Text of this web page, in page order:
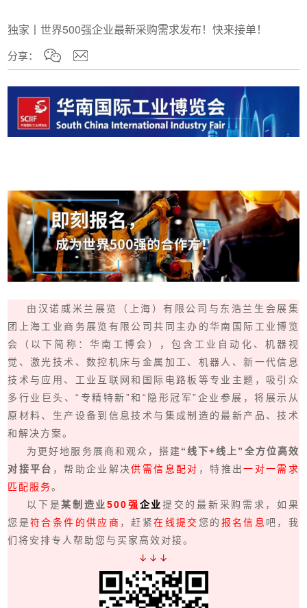
独家丨世界500强企业最新采购需求发布！快来接单！
分享：
由汉诺威米兰展览（上海）有限公司与东浩兰生会展集
团上海工业商务展览有限公司共同主办的华南国际工业博览
会（以下简称：华南工博会），包含工业自动化、机器视
觉、激光技术、数控机床与金属加工、机器人、新一代信息
技术与应用、工业互联网和国际电路板等专业主题，吸引众
多行业巨头、“专精特新”和“隐形冠军”企业参展，将展示从
原材料、生产设备到信息技术与集成制造的最新产品、技术
和解决方案。
为更好地服务展商和观众，搭建“线下+线上”全方位高效
对接平台 ，帮助企业解决供需信息配对 ，特推出一对一需求
匹配服务。
以下是某制造业500强企业提交的最新采购需求，如果
您是符合条件的供应商 ，赶紧在线提交 您的 报名信息 吧，我
们将安排专人帮助您与买家高效对接。
↓↓↓